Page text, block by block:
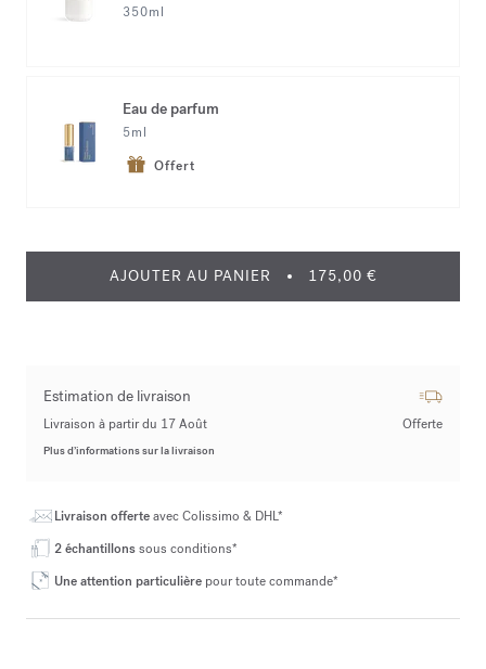
350ml
Eau de parfum
5ml
Offert
AJOUTER AU PANIER 175,00 €
Estimation de livraison
Livraison à partir du 17 Août Offerte
Plus d’informations sur la livraison
Livraison offerteavec Colissimo & DHL*
2 échantillonssous conditions*
Une attention particulière pour toute commande*